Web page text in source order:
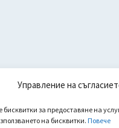
Управление на
бисквитки за предоставяне на
на бисквитки. Повече